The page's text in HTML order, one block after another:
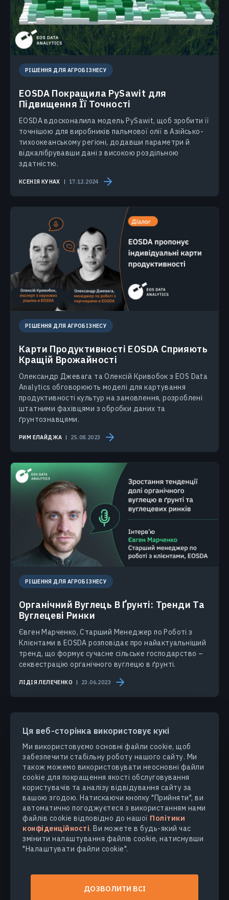
Ця веб-сторінка використовує кукі
Ми використовуємо основні файли cookie, щоб
забезпечити стабільну роботу нашого сайту. Ми
також можемо використовувати неосновні файли
cookie для покращення якості обслуговування
користувачів та аналізу відвідування сайту за
вашою згодою. Натискаючи кнопку "Прийняти", ви
автоматично погоджуєтеся з використанням нами
файлів cookie відповідно до нашої Політики
конфіденційності. Ви можете в будь-який час
змінити налаштування файлів cookie, натиснувши
"Налаштувати файли cookie".
ДОЗВОЛИТИ ВСІ
РІШЕННЯ ДЛЯ АГРОБІЗНЕСУ
EOSDA Покращила PySawit для
Підвищення Її Точності
EOSDA вдосконалила модель PySawit, щоб зробити її
точнішою для виробників пальмової олії в Азійсько-
тихоокеанському регіоні, додавши параметри й
відкалібрувавши дані з високою роздільною
здатністю.
КСЕНІЯ КУНАХ 17.12.2024
РІШЕННЯ ДЛЯ АГРОБІЗНЕСУ
Карти Продуктивності EOSDA Сприяють
Кращій Врожайності
Олександр Джевага та Олексій Кривобок з EOS Data
Analytics обговорюють моделі для картування
продуктивності культур на замовлення, розроблені
штатними фахівцями з обробки даних та
ґрунтознавцями.
РИМ ЕЛАЙДЖА 25.08.2023
РІШЕННЯ ДЛЯ АГРОБІЗНЕСУ
Органічний Вуглець В Ґрунті: Тренди Та
Вуглецеві Ринки
Євген Марченко, Старший Менеджер по Роботі з
Клієнтами в EOSDA розповідає про найактуальніший
тренд, що формує сучасне сільське господарство –
секвестрацію органічного вуглецю в ґрунті.
ЛІДІЯ ЛЕЛЕЧЕНКО 23.06.2023
ПРОДУКТИ ТА РІШЕННЯ
ГАЛУЗІ
КОМПАНІЯ
ДІЗНАТИСЯ БІЛЬШЕ
Всі права захищені.